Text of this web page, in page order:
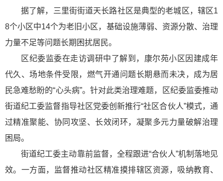
据了解，三里街街道天长路社区是典型的老城区，辖区1
8个小区中14个为老旧小区，基础设施薄弱、资源分散、治理
力量不足等问题长期困扰居民。
区纪委监委在走访调研中了解到，康尔苑小区因建成年
代久、场地条件受限，燃气开通问题长期悬而未决，成为居
民急难愁盼的“心头病”。针对此类治理难题，区纪委监委推动
街道纪工委监督指导社区党委创新推行“社区合伙人”模式，通
过精准聚能、协同攻坚、长效闭环，凝聚多元力量破解治理
困局。
街道纪工委主动靠前监督，全程跟进“合伙人”机制落地见
效。一方面，监督推动社区精准摸排辖区资源，吸纳教育、